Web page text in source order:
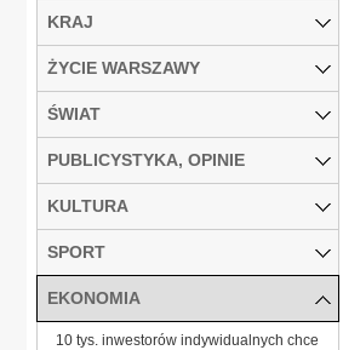
KRAJ
ŻYCIE WARSZAWY
ŚWIAT
PUBLICYSTYKA, OPINIE
KULTURA
SPORT
EKONOMIA
10 tys. inwestorów indywidualnych chce